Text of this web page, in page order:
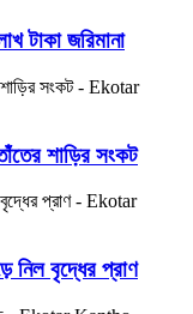
টাকা জরিমানা
শাড়ির সংকট
নিল বৃদ্ধের প্রাণ